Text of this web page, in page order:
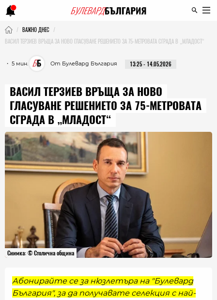
ВАЖНО ДНЕС
ВАСИЛ ТЕРЗИЕВ ВРЪЩА ЗА НОВО ГЛАСУВАНЕ РЕШЕНИЕТО ЗА 75-МЕТРОВАТА СГРАДА В „МЛАДОСТ“
・ 5 мин. От Булевард България 13:25 - 14.05.2026
ВАСИЛ ТЕРЗИЕВ ВРЪЩА ЗА НОВО
ГЛАСУВАНЕ РЕШЕНИЕТО ЗА 75-МЕТРОВАТА
СГРАДА В „МЛАДОСТ“
Снимка: © Столична община
Абонирайте се за нюзлетъра на "Булевард
България", за да получавате селекция с най-